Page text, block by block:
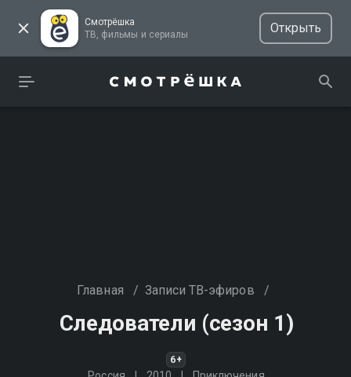
Смотрёшка
ТВ, фильмы и сериалы
Открыть
Главная / Записи ТВ-эфиров /
Следователи (сезон 1)
6+